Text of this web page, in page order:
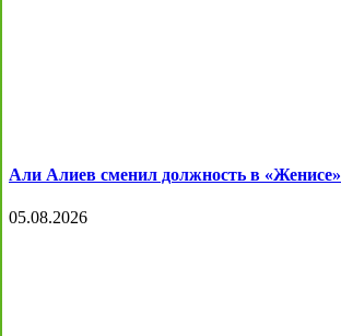
Али Алиев сменил должность в «Женисе»
05.08.2026